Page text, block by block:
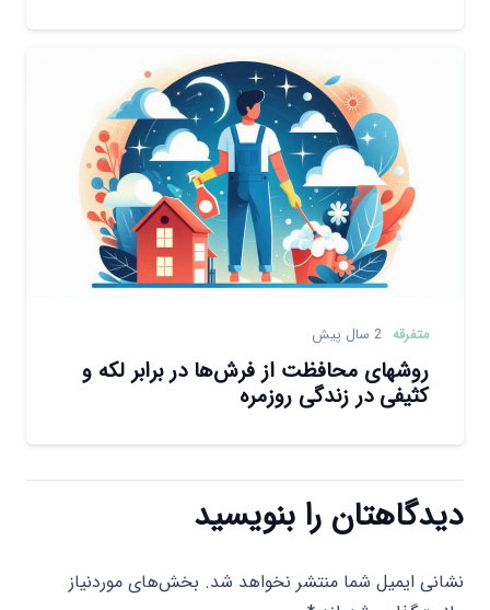
متفرقه 2 سال پیش
روشهای محافظت از فرش‌ها در برابر لکه و
کثیفی در زندگی روزمره
دیدگاهتان را بنویسید
نشانی ایمیل شما منتشر نخواهد شد. بخش‌های موردنیاز